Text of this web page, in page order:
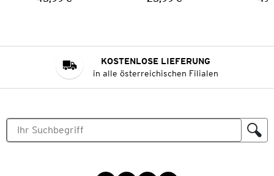
Preis: Preis:
KOSTENLOSE LIEFERUNG
in alle österreichischen Filialen